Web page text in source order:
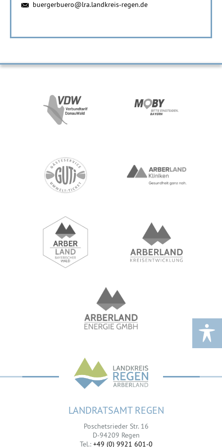
buergerbuero@lra.landkreis-regen.de
LANDRATSAMT REGEN
Poschetsrieder Str. 16
D-94209 Regen
Tel.: +49 (0) 9921 601-0